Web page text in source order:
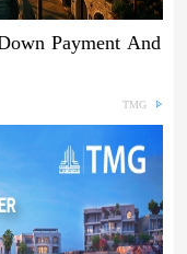
Payment And
TMG